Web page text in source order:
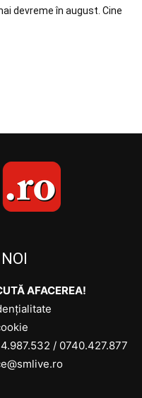
devreme în august. Cine
AFACEREA!
/ 0740.427.877